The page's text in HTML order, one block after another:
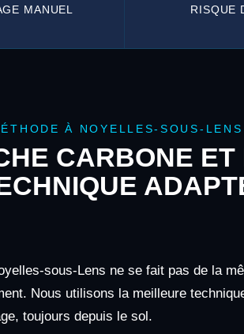
MANUEL RISQUE
À NOYELLES-SOUS-LENS
CARBONE ET
sous-Lens ne se fait pas de la
Nous utilisons la meilleure
toujours depuis le sol.